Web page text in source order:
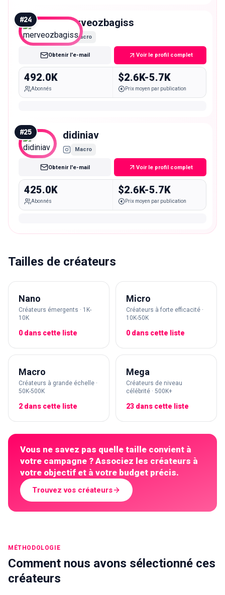
#24 merveozbagiss
Macro
Obtenir l'e-mail Voir le profil complet
492.0K
Abonnés
$2.6K-5.7K
Prix moyen par publication
#25 didiniav
Macro
Obtenir l'e-mail Voir le profil complet
425.0K
Abonnés
$2.6K-5.7K
Prix moyen par publication
Tailles de créateurs
Nano
Créateurs émergents · 1K-
10K
0 dans cette liste
Micro
Créateurs à forte efficacité ·
10K-50K
0 dans cette liste
Macro
Créateurs à grande échelle ·
50K-500K
2 dans cette liste
Mega
Créateurs de niveau
célébrité · 500K+
23 dans cette liste
Vous ne savez pas quelle taille convient à
votre campagne ? Associez les créateurs à
votre objectif et à votre budget précis.
Trouvez vos créateurs
MÉTHODOLOGIE
Comment nous avons sélectionné ces
créateurs